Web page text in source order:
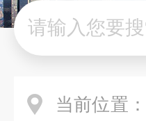
当前位置：